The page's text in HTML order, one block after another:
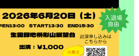
English 한글 Español Português